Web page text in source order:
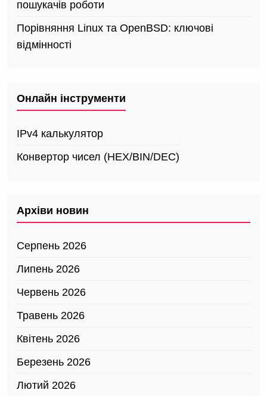
пошукачів роботи
Порівняння Linux та OpenBSD: ключові
відмінності
Онлайн інструменти
IPv4 калькулятор
Конвертор чисел (HEX/BIN/DEC)
Архіви новин
Серпень 2026
Липень 2026
Червень 2026
Травень 2026
Квітень 2026
Березень 2026
Лютий 2026